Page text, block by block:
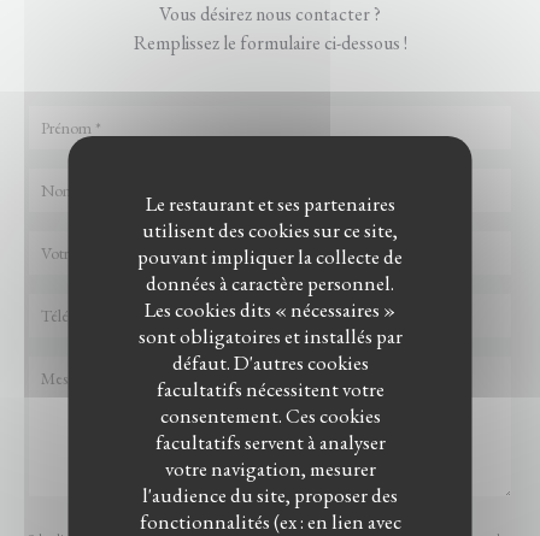
Le restaurant et ses partenaires
utilisent des cookies sur ce site,
pouvant impliquer la collecte de
données à caractère personnel.
Les cookies dits « nécessaires »
sont obligatoires et installés par
défaut. D'autres cookies
facultatifs nécessitent votre
consentement. Ces cookies
facultatifs servent à analyser
votre navigation, mesurer
l'audience du site, proposer des
fonctionnalités (ex : en lien avec
Vous désirez nous contacter ?
Remplissez le formulaire ci-dessous !